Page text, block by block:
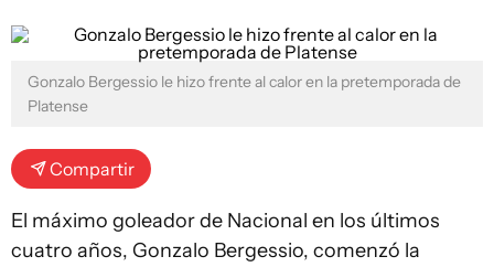
Gonzalo Bergessio le hizo frente al calor en la pretemporada de
Platense
Compartir
El máximo goleador de Nacional en los últimos
cuatro años, Gonzalo Bergessio, comenzó la